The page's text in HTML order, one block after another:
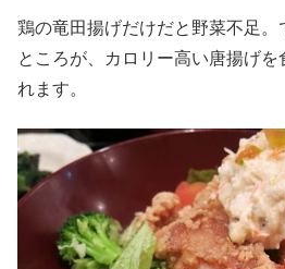
鶏の竜田揚げだけだと野菜不足。
ところが、カロリー高い唐揚げを
れます。